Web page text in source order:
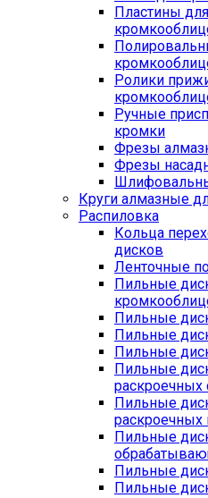
Пластины
Ролики
Ручные
кромки
Фрезы
Фрезы
Круги алмазные
Распиловка
Кольца
дисков
Ленточные
Пильные
Пильные
Пильные
Пильные
Пильные
раскроечных
Пильные
раскроечных
Пильные
Пильные
Пильные